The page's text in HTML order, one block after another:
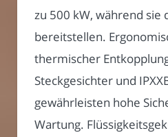
zu 500 kW, während sie
bereitstellen.
thermischer
Steckgesichter und
gewährleisten hohe
Wartung.